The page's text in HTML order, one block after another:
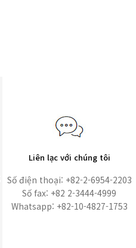
Liên lạc với chúng tôi
Số điện thoại: +82-2-6954-2203
Số fax: +82 2-3444-4999
Whatsapp: +82-10-4827-1753